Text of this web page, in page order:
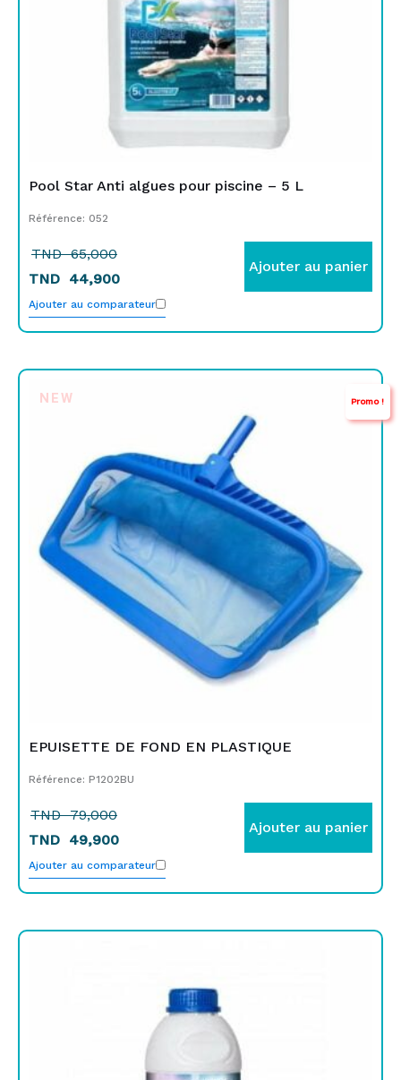
Pool Star Anti algues pour piscine – 5 L
Référence: 052
TND65,000
TND 44,900
Ajouter au panier
Ajouter au comparateur
Promo !
NEW
EPUISETTE DE FOND EN PLASTIQUE
Référence: P1202BU
TND79,000
était :
TND
79,000.
TND 49,900
est :
TND
49,900.
Ajouter au panier
Ajouter au comparateur